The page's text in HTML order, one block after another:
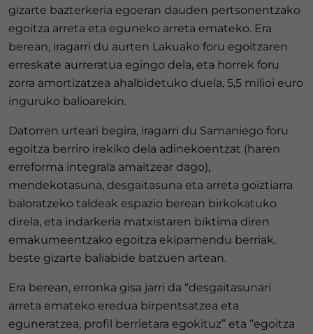
gizarte bazterkeria egoeran dauden pertsonentzako
egoitza arreta eta eguneko arreta emateko. Era
berean, iragarri du aurten Lakuako foru egoitzaren
erreskate aurreratua egingo dela, eta horrek foru
zorra amortizatzea ahalbidetuko duela, 5,5 milioi euro
inguruko balioarekin.
Datorren urteari begira, iragarri du Samaniego foru
egoitza berriro irekiko dela adinekoentzat (haren
erreforma integrala amaitzear dago),
mendekotasuna, desgaitasuna eta arreta goiztiarra
baloratzeko taldeak espazio berean birkokatuko
direla, eta indarkeria matxistaren biktima diren
emakumeentzako egoitza ekipamendu berriak,
beste gizarte baliabide batzuen artean.
Era berean, erronka gisa jarri da “desgaitasunari
arreta emateko eredua birpentsatzea eta
eguneratzea, profil berrietara egokituz” eta “egoitza